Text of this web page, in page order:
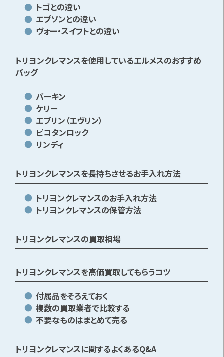
トゴとの違い
エプソンとの違い
ヴォー・スイフトとの違い
トリヨンクレマンスを使用しているエルメスのおすすめ
バッグ
バーキン
ケリー
エブリン（エヴリン）
ピコタンロック
リンディ
トリヨンクレマンスを長持ちさせるお手入れ方法
トリヨンクレマンスのお手入れ方法
トリヨンクレマンスの保管方法
トリヨンクレマンスの買取相場
トリヨンクレマンスを高価買取してもらうコツ
付属品をそろえておく
複数の買取業者で比較する
不要なものはまとめて売る
トリヨンクレマンスに関するよくあるQ&A